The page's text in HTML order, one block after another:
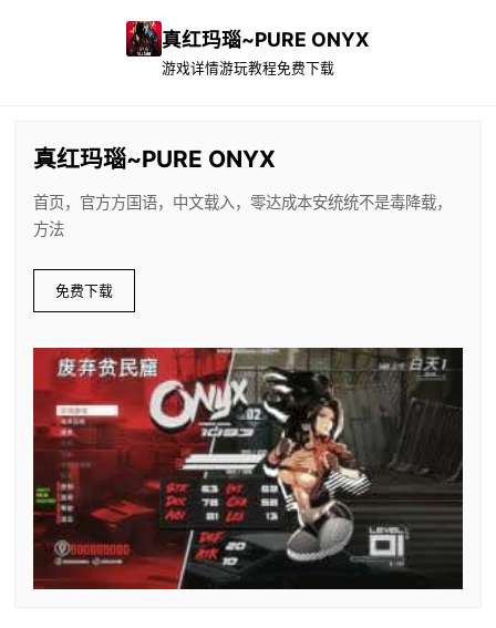
真红玛瑙~PURE ONYX
游戏详情游玩教程免费下载
真红玛瑙~PURE ONYX
首页，官方方国语，中文载入，零达成本安统统不是毒降载，
方法
免费下载